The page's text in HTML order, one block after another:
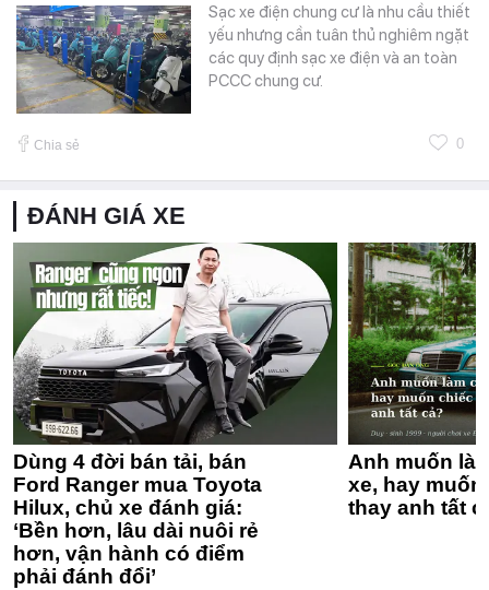
Sạc xe điện chung cư là nhu cầu thiết
yếu nhưng cần tuân thủ nghiêm ngặt
các quy định sạc xe điện và an toàn
PCCC chung cư.
Chia sẻ 0
ĐÁNH GIÁ XE
Dùng 4 đời bán tải, bán
Ford Ranger mua Toyota
Hilux, chủ xe đánh giá:
‘Bền hơn, lâu dài nuôi rẻ
hơn, vận hành có điểm
phải đánh đổi’
Anh muốn
xe, hay
thay anh tất